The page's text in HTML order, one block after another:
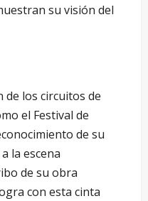
su visión del
de los circuitos de
el Festival de
de su
la escena
de su obra
con esta cinta